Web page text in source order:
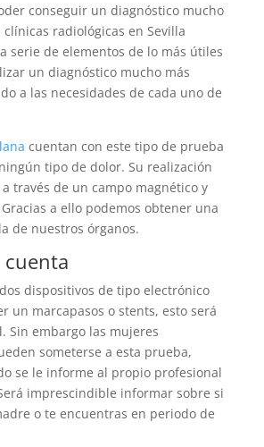
conseguir un diagnóstico mucho
clínicas radiológicas en Sevilla
serie de elementos de lo más útiles
un diagnóstico mucho más
a las necesidades de cada uno de
cuentan con este tipo de prueba
tipo de dolor. Su realización
través de un campo magnético y
a ello podemos obtener una
de nuestros órganos.
dispositivos de tipo electrónico
un marcapasos o stents, esto será
Sin embargo las mujeres
someterse a esta prueba,
se le informe al propio profesional
imprescindible informar sobre si
o te encuentras en periodo de